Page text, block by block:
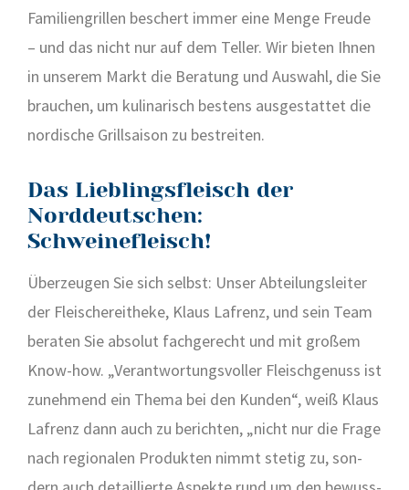
Fami­li­en­gril­len beschert immer eine Men­ge Freu­de
– und das nicht nur auf dem Tel­ler. Wir bie­ten Ihnen
in unse­rem Markt die Bera­tung und Aus­wahl, die Sie
brau­chen, um kuli­na­risch bes­tens aus­ge­stat­tet die
nor­di­sche Grill­sai­son zu bestrei­ten.
Das Lieblingsfleisch der
Norddeutschen:
Schweinefleisch!
Über­zeu­gen Sie sich selbst: Unser Abtei­lungs­lei­ter
der Flei­sche­rei­t­he­ke, Klaus Laf­renz, und sein Team
bera­ten Sie abso­lut fach­ge­recht und mit gro­ßem
Know-how. „Ver­ant­wor­tungs­vol­ler Fleisch­ge­nuss ist
zuneh­mend ein The­ma bei den Kun­den“, weiß Klaus
Laf­renz dann auch zu berich­ten, „nicht nur die Fra­ge
nach regio­na­len Pro­duk­ten nimmt ste­tig zu, son­